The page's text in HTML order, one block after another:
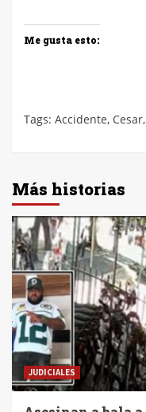
Me gusta esto:
Tags: Accidente, Cesar,
Más historias
JUDICIALES